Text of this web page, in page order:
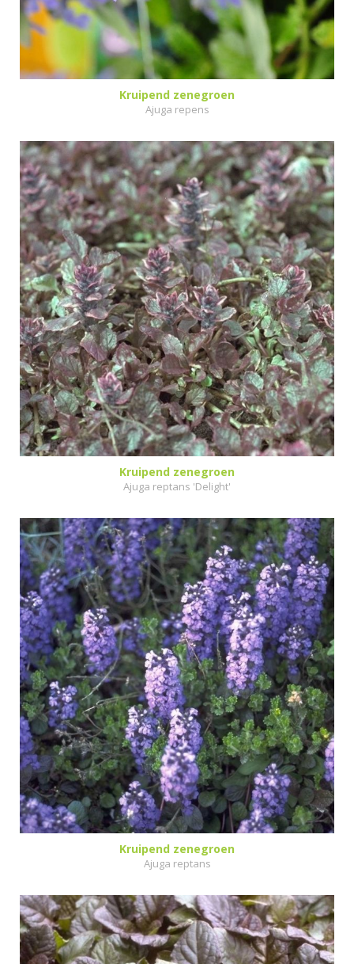
Kruipend zenegroen
Ajuga repens
Kruipend zenegroen
Ajuga reptans 'Delight'
Kruipend zenegroen
Ajuga reptans